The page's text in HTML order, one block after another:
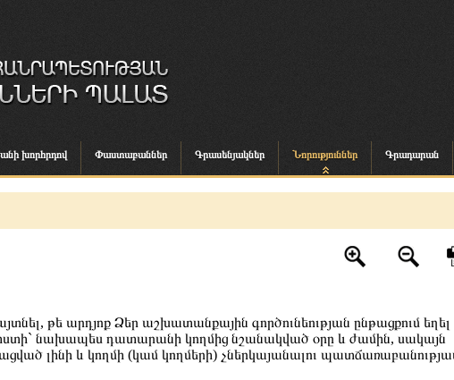
խորհրդով Փաստաբաններ Գրասենյակներ Նորություններ Գրադարան
թե արդյոք Ձեր աշխատանքային գործունեության ընթացքում եղել
նախապես դատարանի կողմից նշանակված օրը և ժամին, սակայն
լինի և կողմի (կամ կողմերի) չներկայանալու